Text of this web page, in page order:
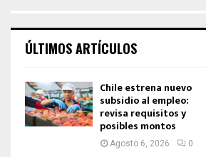
ÚLTIMOS ARTÍCULOS
Chile estrena nuevo
subsidio al empleo:
revisa requisitos y
posibles montos
Agosto 6, 2026 0